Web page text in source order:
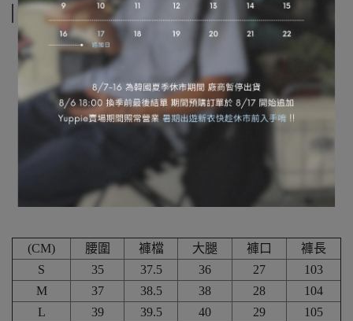
規格說明
(CM) 腰圍 褲檔 大腿 褲口
褲長
S
35 37.5 36 27
103
M
37 38.5 38 28
104
L
39 39.5 40 29
105